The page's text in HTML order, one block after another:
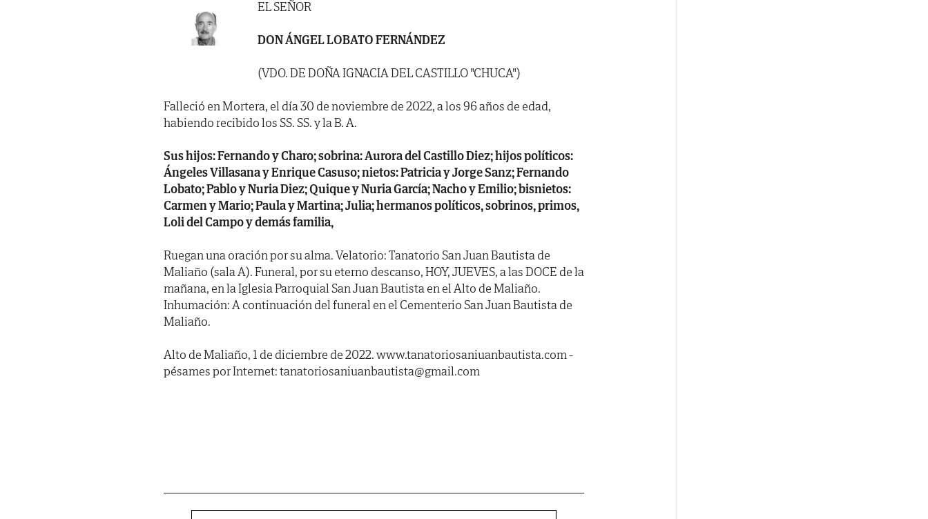
EL SEÑOR
DON ÁNGEL LOBATO FERNÁNDEZ
(VDO. DE DOÑA IGNACIA DEL CASTILLO "CHUCA")
Falleció en Mortera, el día 30 de noviembre de 2022, a los 96 años de edad,
habiendo recibido los SS. SS. y la B. A.
Sus hijos: Fernando y Charo; sobrina: Aurora del Castillo Diez; hijos políticos:
Ángeles Villasana y Enrique Casuso; nietos: Patricia y Jorge Sanz; Fernando
Lobato; Pablo y Nuria Diez; Quique y Nuria García; Nacho y Emilio; bisnietos:
Carmen y Mario; Paula y Martina; Julia; hermanos políticos, sobrinos, primos,
Loli del Campo y demás familia,
Ruegan una oración por su alma. Velatorio: Tanatorio San Juan Bautista de
Maliaño (sala A). Funeral, por su eterno descanso, HOY, JUEVES, a las DOCE de la
mañana, en la Iglesia Parroquial San Juan Bautista en el Alto de Maliaño.
Inhumación: A continuación del funeral en el Cementerio San Juan Bautista de
Maliaño.
Alto de Maliaño, 1 de diciembre de 2022. www.tanatoriosaniuanbautista.com -
pésames por Internet: tanatoriosaniuanbautista@gmail.com